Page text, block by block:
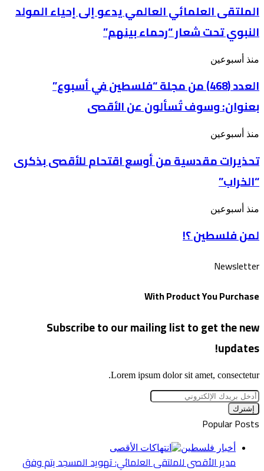
من
يجري
فلسطين
العالمي
يدعو
إلى
إحياء
المولد
النبوي
شعار
بينهم”
الملتقى العلمائي العالمي يدعو إلى إحياء المولد
النبوي تحت شعار “رحماء بينهم”
العدد
من
مجلة
“فلسطين
في
أسبوع”
بعنوان: وسوف
عن
الأقصى
منذ أسبوعين
العدد (468) من مجلة “فلسطين في أسبوع”
بعنوان: وسوف تُسألون عن الأقصى
تحذيرات
من
أوسع
اقتحام
للأقصى
بذكرى
“الخراب”
منذ أسبوعين
تحذيرات مقدسية من أوسع اقتحام للأقصى بذكرى
“الخراب”
لمن
؟!
منذ أسبوعين
لمن فلسطين ؟!
Newsletter
With Product You Purchase
Subscribe to our mailing list to get the new
updates!
Lorem ipsum dolor sit amet, consectetur.
أدخل
بريدك
الإلكتروني
Popular Posts
أخبار فلسطين
مدير الأقصى للملتقى العلمائي: تهويد المسجد يتم وفق